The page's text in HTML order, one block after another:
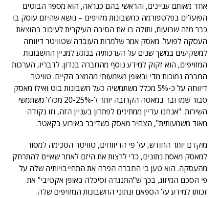
אחד מאותם עניינים, והראשי בהם כנראה, הוא מספר הבוטים
הפועלים בפלטפורמה כחשבונות מזויפים – נושא שהיזם עוסק בו
כבר מזה שבועות, ותולה בו את הסיבה העיקרית לעיכוב בהוצאת
העסקה לפועל. מאסק אמר שלמרות העובדה שטוויטר דיווחה
למשקיעים במשך שנים על הערכותיה בנוגע למניין החשבונות
המזויפים, הוא זקוק למידע נוסף מהחברה בנדון. לדבריו, הערכות
החברה נמוכות מדי ובאופן משמעותי מהמצב הקיים. טוויטר
דיווחה על כ-5% מכלל משתמשיה כעל חשבונות בוט ואילו מאסק
סבור שמדובר במאסה הקרובה יותר ל-20-25% מכלל משתמשי
השירות. "אנחנו עדיין ממתינים לפתרון בעניין הזה, וזו נקודה
מאוד משמעותית", הצהיר מאסק כשדיבר באירוע בקאטר.
מוקדם יותר החודש, על פי הדיווחים, טוויטר הסכימה למסור
למאסק מאסת נתונים, כדי לרצות את היזם לאחר שאיים להתרחק
מהעסקה. הוא טען כי החברה הפרה את התחייבויותיה שלה על
פי הסכם המיזוג, בכך ש"התנגדה וסיכלה באופן אקטיבי" את
זכותו למידע על הספאם ונתוני החשבונות המזויפים שלה.